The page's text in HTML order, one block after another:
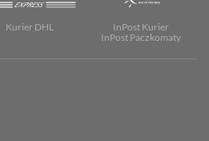
Kurier DHL
InPost Kurier
InPost Paczkomaty